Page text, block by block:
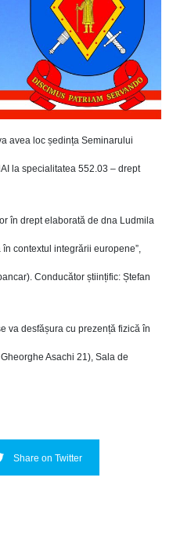
avea loc ședința Seminarului
la specialitatea 552.03 – drept
în drept elaborată de dna Ludmila
contextul integrării europene”,
Conducător științific: Ștefan
va desfășura cu prezență fizică în
Asachi 21), Sala de
Share on Twitter